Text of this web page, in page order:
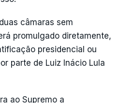
câmaras sem
promulgado diretamente,
presidencial ou
parte de Luiz Inácio Lula
ao Supremo a